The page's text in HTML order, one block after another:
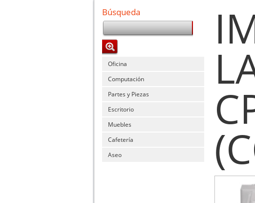
Búsqueda
Oficina
Computación
Partes y Piezas
Escritorio
Muebles
Cafetería
Aseo